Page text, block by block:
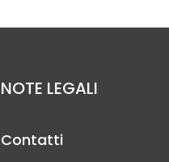
NOTE LEGALI
Contatti